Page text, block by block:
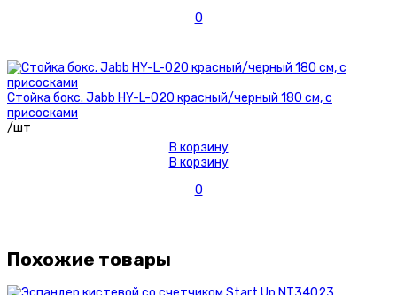
0
Стойка бокс. Jabb HY-L-020 красный/черный 180 см, с
присосками
/шт
В корзину
В корзину
0
Похожие товары